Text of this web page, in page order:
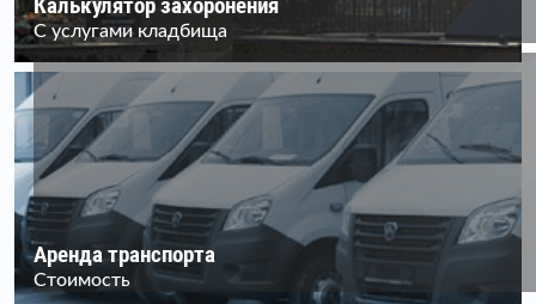
С услугами кладбища
Аренда транспорта
Стоимость